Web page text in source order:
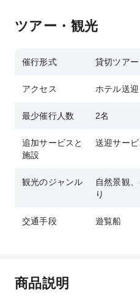
ツアー・観光
催行形式 貸切ツアー
アクセス ホテル送迎
最少催行人数 2名
追加サービスと
施設
送迎サービ
観光のジャンル
自然景観
り
交通手段 遊覧船
商品説明